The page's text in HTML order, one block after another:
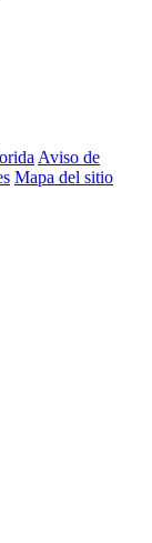
Aviso de
Mapa del sitio